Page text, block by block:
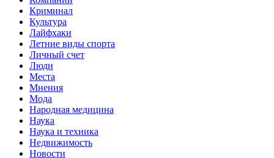
Криминал
Культура
Лайфхаки
Летние виды спорта
Личный счет
Люди
Места
Мнения
Мода
Народная медицина
Наука
Наука и техника
Недвижимость
Новости